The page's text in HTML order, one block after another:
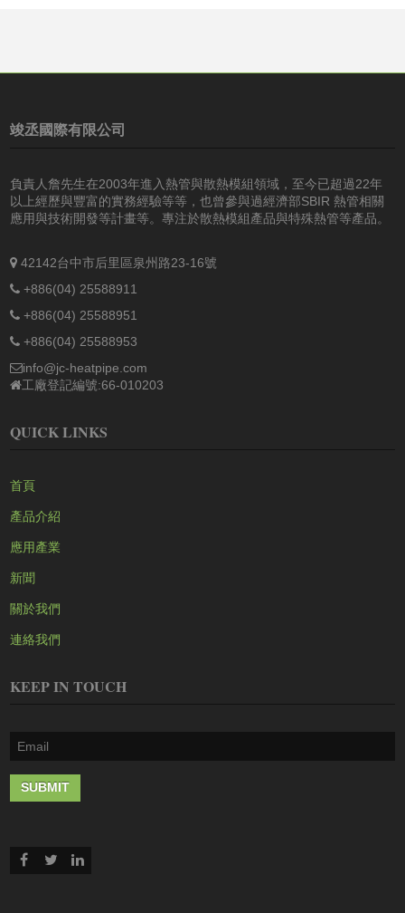
竣丞國際有限公司
負責人詹先生在2003年進入熱管與散熱模組領域，至今已超過22年
以上經歷與豐富的實務經驗等等，也曾參與過經濟部SBIR 熱管相關
應用與技術開發等計畫等。專注於散熱模組產品與特殊熱管等產品。
42142台中市后里區泉州路23-16號
+886(04) 25588911
+886(04) 25588951
+886(04) 25588953
info@jc-heatpipe.com
工廠登記編號:66-010203
QUICK LINKS
首頁
產品介紹
應用產業
新聞
關於我們
連絡我們
KEEP IN TOUCH
SUBMIT